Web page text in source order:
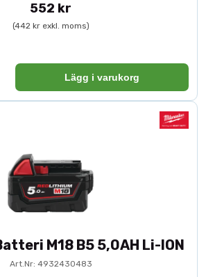
552 kr
(442 kr exkl. moms)
Lägg i varukorg
M18 B5 5,0AH Li-ION
Art.Nr: 4932430483